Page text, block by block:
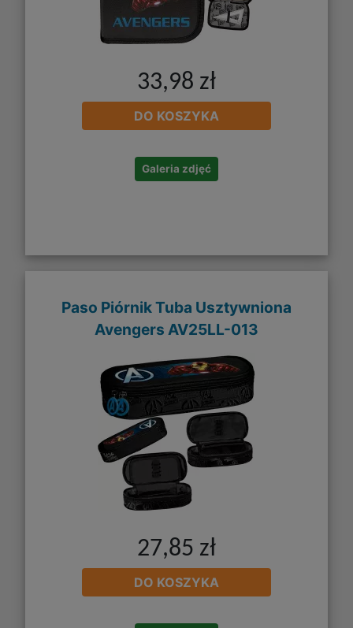
33,98 zł
DO KOSZYKA
Galeria zdjęć
Paso Piórnik Tuba Usztywniona
Avengers AV25LL-013
27,85 zł
DO KOSZYKA